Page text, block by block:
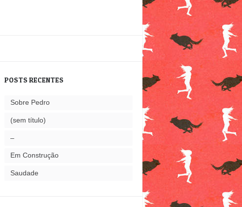
POSTS RECENTES
Sobre Pedro
(sem título)
–
Em Construção
Saudade